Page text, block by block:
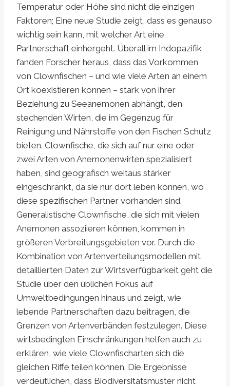
Temperatur oder Höhe sind nicht die einzigen
Faktoren; Eine neue Studie zeigt, dass es genauso
wichtig sein kann, mit welcher Art eine
Partnerschaft einhergeht. Überall im Indopazifik
fanden Forscher heraus, dass das Vorkommen
von Clownfischen – und wie viele Arten an einem
Ort koexistieren können – stark von ihrer
Beziehung zu Seeanemonen abhängt, den
stechenden Wirten, die im Gegenzug für
Reinigung und Nährstoffe von den Fischen Schutz
bieten. Clownfische, die sich auf nur eine oder
zwei Arten von Anemonenwirten spezialisiert
haben, sind geografisch weitaus stärker
eingeschränkt, da sie nur dort leben können, wo
diese spezifischen Partner vorhanden sind.
Generalistische Clownfische, die sich mit vielen
Anemonen assoziieren können, kommen in
größeren Verbreitungsgebieten vor. Durch die
Kombination von Artenverteilungsmodellen mit
detaillierten Daten zur Wirtsverfügbarkeit geht die
Studie über den üblichen Fokus auf
Umweltbedingungen hinaus und zeigt, wie
lebende Partnerschaften dazu beitragen, die
Grenzen von Artenverbänden festzulegen. Diese
wirtsbedingten Einschränkungen helfen auch zu
erklären, wie viele Clownfischarten sich die
gleichen Riffe teilen können. Die Ergebnisse
verdeutlichen, dass Biodiversitätsmuster nicht